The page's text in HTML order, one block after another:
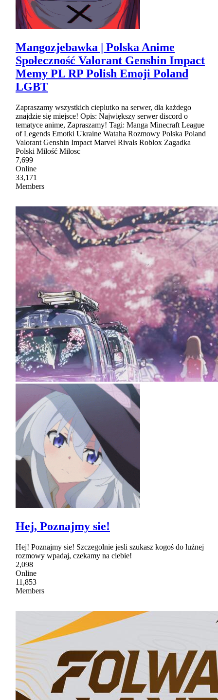
Mangozjebawka | Polska Anime
Społeczność Valorant Genshin Impact
Memy PL RP Polish Emoji Poland
LGBT
Zapraszamy wszystkich cieplutko na serwer, dla każdego
znajdzie się miejsce! Opis: Największy serwer discord o
tematyce anime, Zapraszamy! Tagi: Manga Minecraft League
of Legends Emotki Ukraine Wataha Rozmowy Polska Poland
Valorant Genshin Impact Marvel Rivals Roblox Zagadka
Polski Miłość Milosc
7,699
Online
33,171
Members
Hej, Poznajmy sie!
Hej! Poznajmy sie! Szczegolnie jesli szukasz kogoś do luźnej
rozmowy wpadaj, czekamy na ciebie!
2,098
Online
11,853
Members